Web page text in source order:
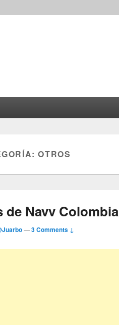
OTROS
de Navv Colombia
—3 Comments ↓